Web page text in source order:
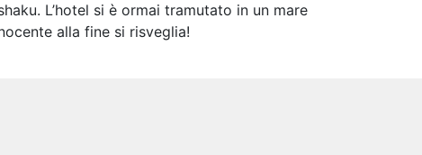
L’hotel si è ormai tramutato in un mare
alla fine si risveglia!